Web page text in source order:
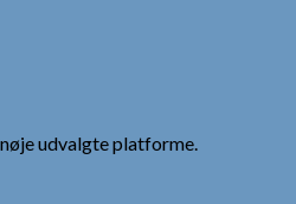
udvalgte platforme.